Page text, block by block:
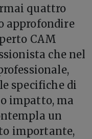
quattro
approfondire
CAM
che nel
specifiche di
impatto, ma
un
importante,